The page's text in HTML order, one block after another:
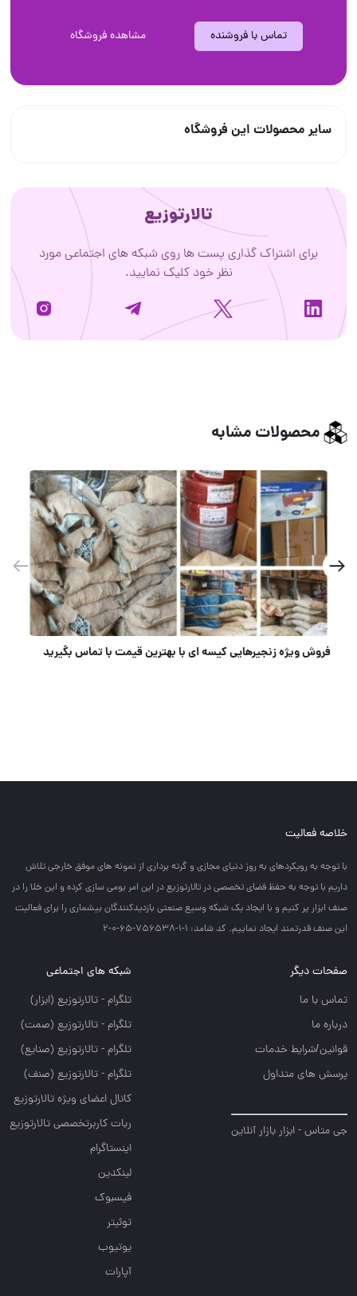
تماس با فروشنده مشاهده فروشگاه
سایر محصولات این فروشگاه
تالارتوزیع
برای اشتراک گذاری پست ها روی شبکه های اجتماعی مورد
نظر خود کلیک نمایید.
محصولات مشابه
آسامکس ASAMAX
خلاصه فعالیت
با توجه به رويكردهاي به روز دنياي مجازي و گرته برداري از نمونه هاي موفق خارجي تلاش
داريم با توجه به حفظ فضاي تخصصي در تالارتوزيع در اين امر بومي سازي كرده و اين خلا را در
صنف ابزار پر كنيم و با ايجاد يك شبكه وسيع صنعتي بازديدكنندگان بيشماري را براي فعاليت
اين صنف قدرتمند ايجاد نماييم. کد شامد: 1-1-756538-65-0-2
صفحات دیگر
تماس با ما
درباره ما
قوانین/شرایط خدمات
پرسش های متداول
جی متاس - ابزار بازار آنلاین
شبکه های اجتماعی
تلگرام - تالارتوزيع (ابزار)
تلگرام - تالارتوزيع (صمت)
تلگرام - تالارتوزيع (صنايع)
تلگرام - تالارتوزیع (صنف)
کانال اعضای ویژه تالارتوزیع
ربات کاربرتخصصی تالارتوزیع
اینستاگرام
لینکدین
فیسبوک
توئیتر
یوتیوب
آپارات